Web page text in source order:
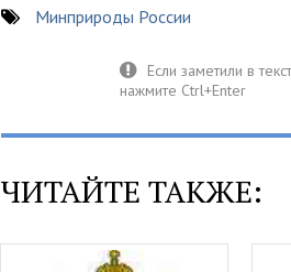
Минприроды России
ЧИТАЙТЕ ТАКЖЕ: